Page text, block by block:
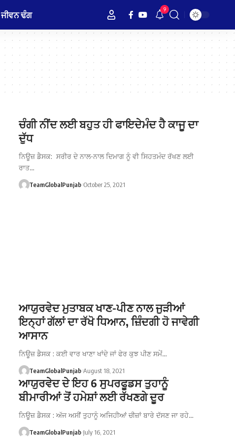
ਜੀਵਨ ਢੰਗ 9
ਚੰਗੀ ਨੀਂਦ ਲਈ ਬਹੁਤ ਹੀ ਫਾਇਦੇਮੰਦ ਹੈ ਕਾਜੂ ਦਾ
ਦੁੱਧ
ਨਿਊਜ਼ ਡੈਸਕ: ਸਰੀਰ ਦੇ ਨਾਲ-ਨਾਲ ਦਿਮਾਗ ਨੂੰ ਵੀ ਸਿਹਤਮੰਦ ਰੱਖਣ ਲਈ
ਰਾਤ…
TeamGlobalPunjab October 25, 2021
ਆਯੁਰਵੇਦ ਮੁਤਾਬਕ ਖਾਣ-ਪੀਣ ਨਾਲ ਜੁੜੀਆਂ
ਇਨ੍ਹਾਂ ਗੱਲਾਂ ਦਾ ਰੱਖੋ ਧਿਆਨ, ਜ਼ਿੰਦਗੀ ਹੋ ਜਾਵੇਗੀ
ਆਸਾਨ
ਨਿਊਜ਼ ਡੈਸਕ : ਕਈ ਵਾਰ ਖਾਣਾ ਖਾਂਦੇ ਜਾਂ ਫੇਰ ਕੁਝ ਪੀਣ ਸਮੇਂ…
TeamGlobalPunjab August 18, 2021
ਆਯੁਰਵੇਦ ਦੇ ਇਹ 6 ਸੁਪਰਫੂਡਸ ਤੁਹਾਨੂੰ
ਬੀਮਾਰੀਆਂ ਤੋਂ ਹਮੇਸ਼ਾਂ ਲਈ ਰੱਖਣਗੇ ਦੂਰ
ਨਿਊਜ਼ ਡੈਸਕ : ਅੱਜ ਅਸੀਂ ਤੁਹਾਨੂੰ ਅਜਿਹੀਆਂ ਚੀਜ਼ਾਂ ਬਾਰੇ ਦੱਸਣ ਜਾ ਰਹੇ…
TeamGlobalPunjab July 16, 2021